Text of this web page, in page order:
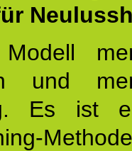
und
Es ist